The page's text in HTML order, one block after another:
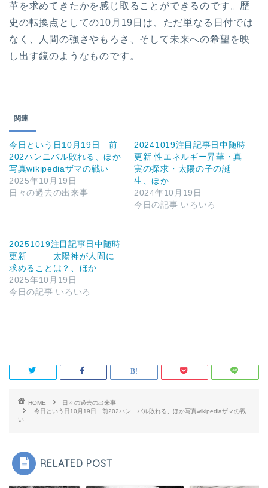
革を求めてきたかを感じ取ることができるのです。歴
史の転換点としての10月19日は、ただ単なる日付では
なく、人間の強さやもろさ、そして未来への希望を映
し出す鏡のようなものです。
関連
今日という日10月19日 前
202ハンニバル敗れる、ほか
写真wikipediaザマの戦い
2025年10月19日
日々の過去の出来事
20241019注目記事日中随時
更新 性エネルギー昇華・真
実の探求・太陽の子の誕
生、ほか
2024年10月19日
今日の記事 いろいろ
20251019注目記事日中随時
更新 太陽神が人間に
求めることは？、ほか
2025年10月19日
今日の記事 いろいろ
HOME
日々の過去の出来事
今日という日10月19日 前202ハンニバル敗れる、ほか写真wikipediaザマの戦
い
RELATED POST